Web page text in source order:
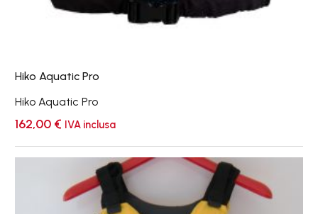
Hiko Aquatic Pro
Hiko Aquatic Pro
162,00 € IVA inclusa
Nookie